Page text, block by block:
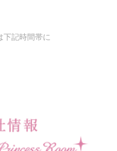
下記時間帯に